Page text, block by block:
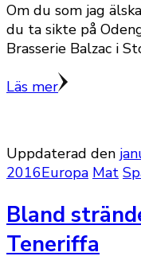
Om du som jag
du ta sikte på
Brasserie Balzac i
Läs mer
Uppdaterad den
2016Europa Mat
Bland
Teneriffa